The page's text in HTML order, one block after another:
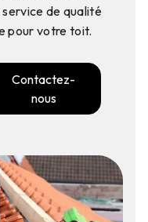
de qualité
pour votre toit.
Contactez-
nous